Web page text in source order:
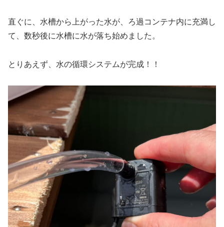
直ぐに、水槽から上がった水が、ろ過コンテナ内に充満し
て、数秒後に水槽に水が落ち始めました。
とりあえず、水の循環システムが完成！！